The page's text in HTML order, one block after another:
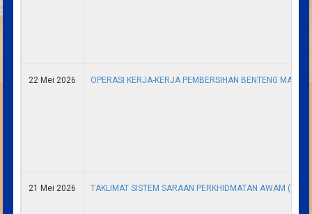
22 Mei 2026 OPERASI KERJA-KERJA PEMBERSIHAN BENTENG MALAM
21 Mei 2026 TAKLIMAT SISTEM SARAAN PERKHIDMATAN AWAM